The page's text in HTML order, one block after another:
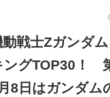
動戦士Zガンダ
ングTOP30！
8日はガンダム